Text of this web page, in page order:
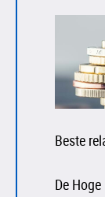
Beste
De